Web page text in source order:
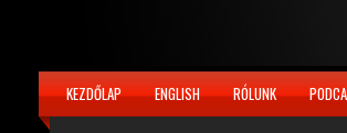
KEZDŐLAP ENGLISH RÓLUNK